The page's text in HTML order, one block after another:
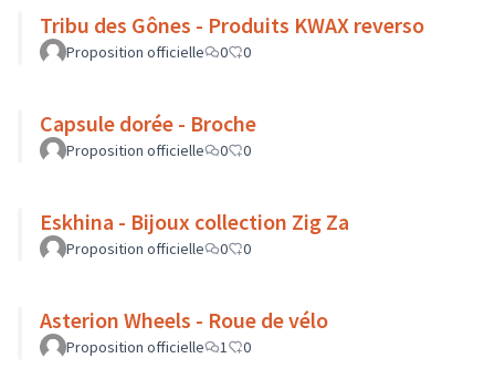
Tribu des Gônes - Produits KWAX reverso
Proposition officielle 0 0
Capsule dorée - Broche
Proposition officielle 0 0
Eskhina - Bijoux collection Zig Za
Proposition officielle 0 0
Asterion Wheels - Roue de vélo
Proposition officielle 1 0